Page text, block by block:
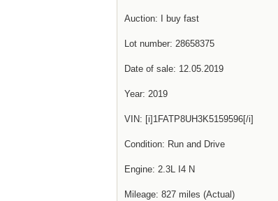
Auction: I buy fast
Lot number: 28658375
Date of sale: 12.05.2019
Year: 2019
VIN: [i]1FATP8UH3K5159596[/i]
Condition: Run and Drive
Engine: 2.3L I4 N
Mileage: 827 miles (Actual)